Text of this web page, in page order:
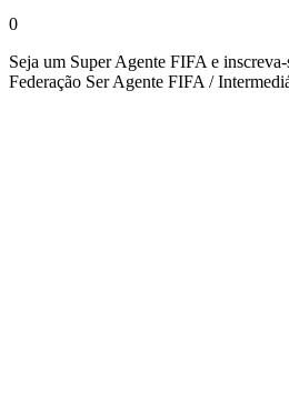
0
Seja um Super Agente FIFA e
Federação Ser Agente FIFA /